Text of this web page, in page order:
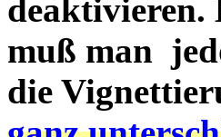
deaktivieren.
muß man
die